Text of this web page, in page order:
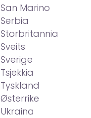
San Marino
Serbia
Storbritannia
Sveits
Sverige
Tsjekkia
Tyskland
Østerrike
Ukraina